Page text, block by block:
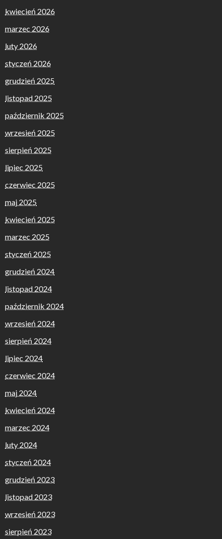
kwiecień 2026
marzec 2026
luty 2026
styczeń 2026
grudzień 2025
listopad 2025
październik 2025
wrzesień 2025
sierpień 2025
lipiec 2025
czerwiec 2025
maj 2025
kwiecień 2025
marzec 2025
styczeń 2025
grudzień 2024
listopad 2024
październik 2024
wrzesień 2024
sierpień 2024
lipiec 2024
czerwiec 2024
maj 2024
kwiecień 2024
marzec 2024
luty 2024
styczeń 2024
grudzień 2023
listopad 2023
wrzesień 2023
sierpień 2023